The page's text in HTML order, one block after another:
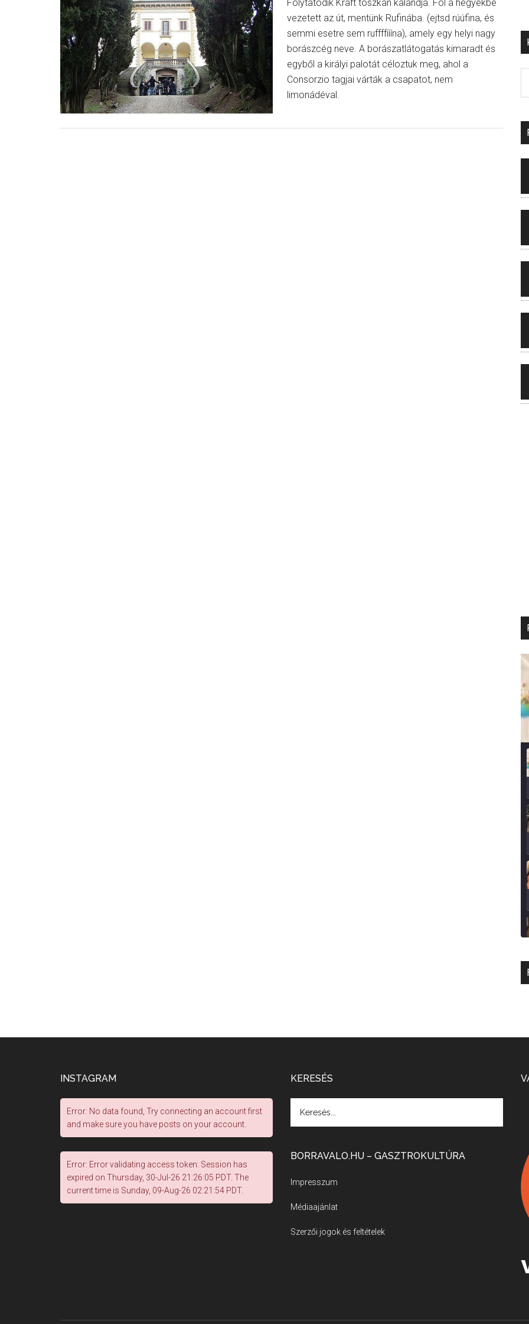
Folytatódik Kraft toszkán kalandja. Föl a hegyekbe
vezetett az út, mentünk Rufinába. (ejtsd rúúfina, és
semmi esetre sem ruffffííína), amely egy helyi nagy
borászcég neve. A borászatlátogatás kimaradt és
egyből a királyi palotát céloztuk meg, ahol a
Consorzio tagjai várták a csapatot, nem
limonádéval.
INSTAGRAM
Error: No data found, Try connecting an account first
and make sure you have posts on your account.
Error: Error validating access token: Session has
expired on Thursday, 30-Jul-26 21:26:05 PDT. The
current time is Sunday, 09-Aug-26 02:21:54 PDT.
KERESÉS
BORRAVALO.HU – GASZTROKULTÚRA
Impresszum
Médiaajánlat
Szerzői jogok és feltételek